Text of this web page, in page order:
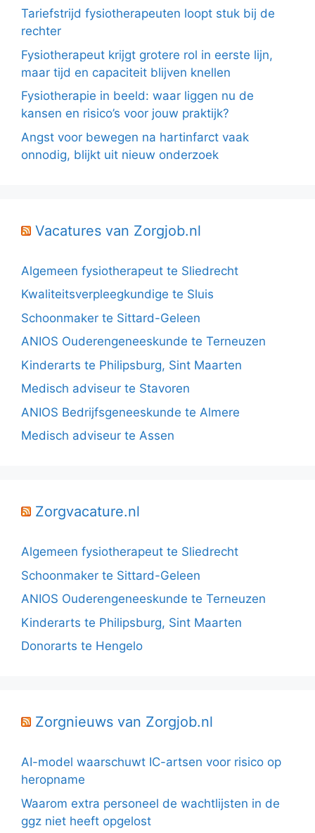
Tariefstrijd fysiotherapeuten loopt stuk bij de
rechter
Fysiotherapeut krijgt grotere rol in eerste lijn,
maar tijd en capaciteit blijven knellen
Fysiotherapie in beeld: waar liggen nu de
kansen en risico’s voor jouw praktijk?
Angst voor bewegen na hartinfarct vaak
onnodig, blijkt uit nieuw onderzoek
Vacatures van Zorgjob.nl
Algemeen fysiotherapeut te Sliedrecht
Kwaliteitsverpleegkundige te Sluis
Schoonmaker te Sittard-Geleen
ANIOS Ouderengeneeskunde te Terneuzen
Kinderarts te Philipsburg, Sint Maarten
Medisch adviseur te Stavoren
ANIOS Bedrijfsgeneeskunde te Almere
Medisch adviseur te Assen
Zorgvacature.nl
Algemeen fysiotherapeut te Sliedrecht
Schoonmaker te Sittard-Geleen
ANIOS Ouderengeneeskunde te Terneuzen
Kinderarts te Philipsburg, Sint Maarten
Donorarts te Hengelo
Zorgnieuws van Zorgjob.nl
AI-model waarschuwt IC-artsen voor risico op
heropname
Waarom extra personeel de wachtlijsten in de
ggz niet heeft opgelost